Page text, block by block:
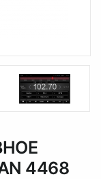
4468